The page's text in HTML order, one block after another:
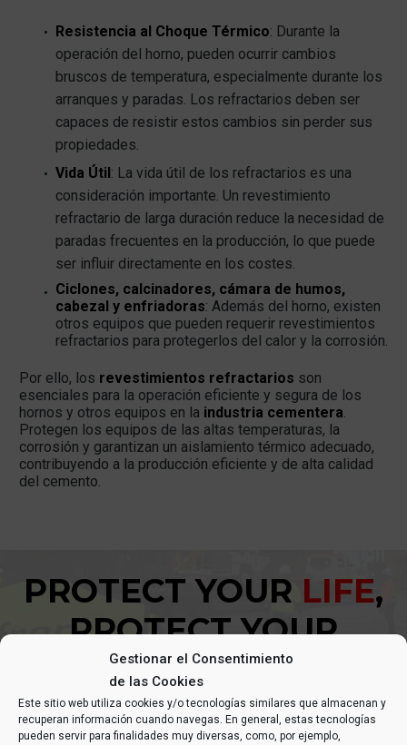
Gestionar el Consentimiento
de las Cookies
Este sitio web utiliza cookies y/o tecnologías similares que almacenan y
recuperan información cuando navegas. En general, estas tecnologías
pueden servir para finalidades muy diversas, como, por ejemplo,
Resistencia al Choque Térmico: Durante la
operación del horno, pueden ocurrir cambios
bruscos de temperatura, especialmente durante los
arranques y paradas. Los refractarios deben ser
capaces de resistir estos cambios sin perder sus
propiedades.
Vida Útil: La vida útil de los refractarios es una
consideración importante. Un revestimiento
refractario de larga duración reduce la necesidad de
paradas frecuentes en la producción, lo que puede
ser influir directamente en los costes.
Ciclones, calcinadores, cámara de humos,
cabezal y enfriadoras: Además del horno, existen
otros equipos que pueden requerir revestimientos
refractarios para protegerlos del calor y la corrosión.
Por ello, los revestimientos refractarios son
esenciales para la operación eficiente y segura de los
hornos y otros equipos en la industria cementera
Protegen los equipos de las altas temperaturas, la
corrosión y garantizan un aislamiento térmico adecuado,
contribuyendo a la producción eficiente y de alta calidad
del cemento.
PROTECT YOUR LIFE,
PROTECT YOUR
TEAM.